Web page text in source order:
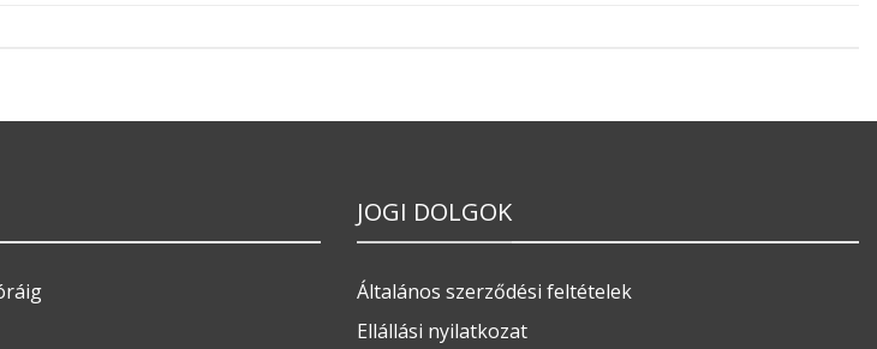
JOGI DOLGOK
Általános szerződési feltételek
Ellállási nyilatkozat